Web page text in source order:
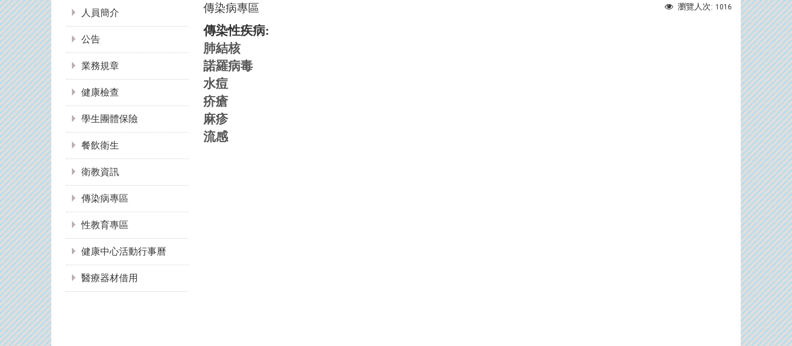
人員簡介
公告
業務規章
健康檢查
學生團體保險
餐飲衛生
衛教資訊
傳染病專區
性教育專區
健康中心活動行事曆
醫療器材借用
瀏覽人次: 1016
傳染病專區
傳染性疾病:
肺結核
諾羅病毒
水痘
疥瘡
麻疹
流感